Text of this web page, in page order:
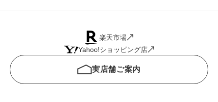
楽天市場
Yahoo!ショッピング店
実店舗ご案内